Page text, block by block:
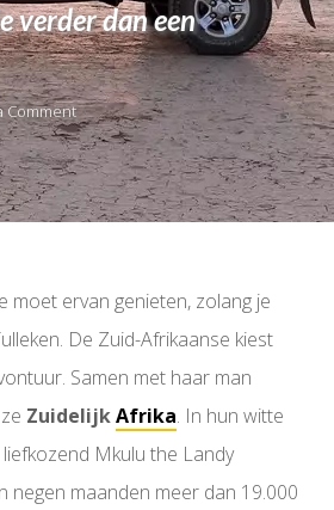
verder dan een
Comment
moet ervan genieten, zolang je
De Zuid-Afrikaanse kiest
Samen met haar man
ze ZuidelijkAfrika. In hun witte
Mkulu the Landy
negen maanden meer dan 19.000